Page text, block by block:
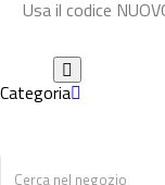
Usa il codice
Categoria